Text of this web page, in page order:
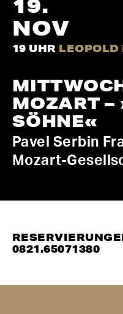
NOV
19 UHR LEOPOLD
MOZART –
SÖHNE«
Pavel Serbin
Mozart-
0821.65071380